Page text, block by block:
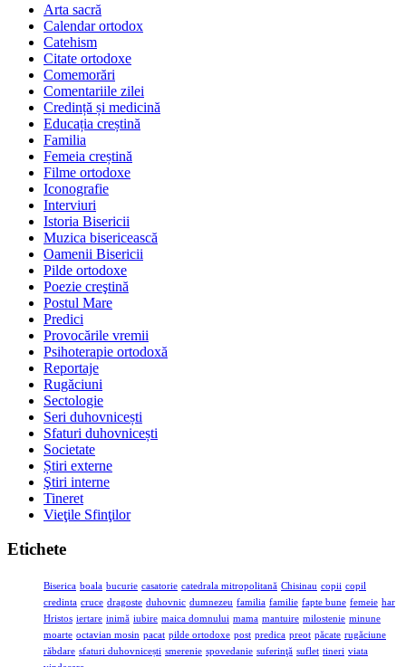
Arta sacră
Calendar ortodox
Catehism
Citate ortodoxe
Comemorări
Comentariile zilei
Credință și medicină
Educația creștină
Familia
Femeia creștină
Filme ortodoxe
Iconografie
Interviuri
Istoria Bisericii
Muzica bisericească
Oamenii Bisericii
Pilde ortodoxe
Poezie creştină
Postul Mare
Predici
Provocările vremii
Psihoterapie ortodoxă
Reportaje
Rugăciuni
Sectologie
Seri duhovnicești
Sfaturi duhovnicești
Societate
Știri externe
Ştiri interne
Tineret
Vieţile Sfinţilor
Etichete
Biserica boala bucurie casatorie catedrala mitropolitană Chisinau copii copil
credinta cruce dragoste duhovnic dumnezeu familia familie fapte bune femeie har
Hristos iertare inimă iubire maica domnului mama mantuire milostenie minune
moarte octavian mosin pacat pilde ortodoxe post predica preot păcate rugăciune
răbdare sfaturi duhovnicești smerenie spovedanie suferinţă suflet tineri viata